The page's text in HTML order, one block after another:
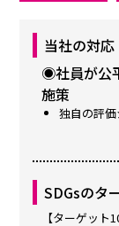
当社の対応
◉社員が公
施策
独自の評
SDGsのタ
【ターゲット